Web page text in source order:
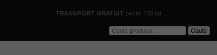
TRANSPORT GRATUIT peste 150 lei
Caută
Caută